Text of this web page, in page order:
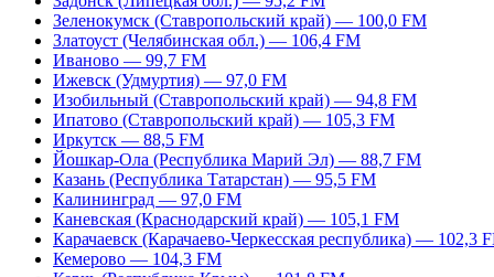
Зеленокумск (Ставропольский край) — 100,0 FM
Златоуст (Челябинская обл.) — 106,4 FM
Иваново — 99,7 FM
Ижевск (Удмуртия) — 97,0 FM
Изобильный (Ставропольский край) — 94,8 FM
Ипатово (Ставропольский край) — 105,3 FM
Иркутск — 88,5 FM
Йошкар-Ола (Республика Марий Эл) — 88,7 FM
Казань (Республика Татарстан) — 95,5 FM
Калининград — 97,0 FM
Каневская (Краснодарский край) — 105,1 FM
Карачаевск (Карачаево-Черкесская республика) — 102,3
Кемерово — 104,3 FM